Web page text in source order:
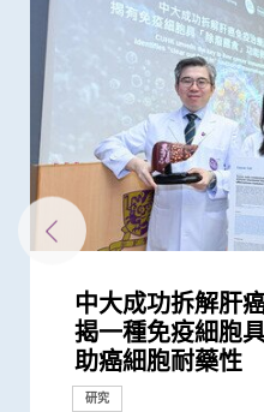
中大成功拆解肝
揭一種免疫細胞
助癌細胞耐藥性
研究
中大與內地學者
者主理的《刺針
計2050年肝癌患
研究
中大醫學院研究
藥性
研究
中大發現新方法
「熱」 激活免疫
效的新免疫療法
研究
中大發現男性賀
開男性發病率較
研究
中大臨床研究利
心包積水 術後
受重複入院「拮
研究
中大葉氏家族基
就職演講「不苦
獎項及榮譽
中大研發嶄新治
性抗擊膽管癌
研究
中大成功破解免
病治療燃點新希
研究
中大率跨國研究
咽癌病人有效
研究
中大研究發現非
的關鍵致癌基因
研究
中大研究證「消
長肝癌患者無惡
研究
中大研究揭乙肝
險
研究
中大成功揭示腫
拓「免疫療法」
研究
中大發現「經血
癌 七成機會完全
研究
中大制訂肝癌風
乙肝病人的肝癌
研究
抗病毒治療能預
香港擬定亞太區
研究